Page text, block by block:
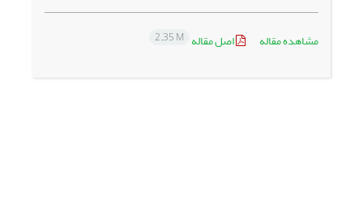
مشاهده مقاله اصل مقاله 2.35 M